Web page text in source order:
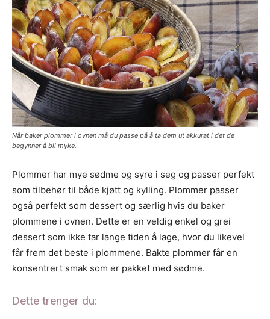
Når baker plommer i ovnen må du passe på å ta dem ut akkurat i det de
begynner å bli myke.
Plommer har mye sødme og syre i seg og passer perfekt
som tilbehør til både kjøtt og kylling. Plommer passer
også perfekt som dessert og særlig hvis du baker
plommene i ovnen. Dette er en veldig enkel og grei
dessert som ikke tar lange tiden å lage, hvor du likevel
får frem det beste i plommene. Bakte plommer får en
konsentrert smak som er pakket med sødme.
Dette trenger du: